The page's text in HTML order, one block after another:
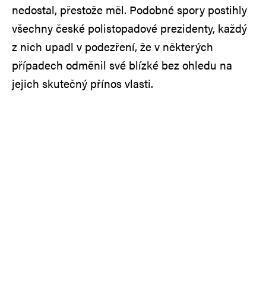
nedostal, přestože měl. Podobné spory postihly
všechny české polistopadové prezidenty, každý
z nich upadl v podezření, že v některých
případech odměnil své blízké bez ohledu na
jejich skutečný přínos vlasti.